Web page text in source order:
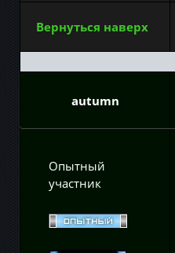
Вернуться наверх
autumn
Опытный
участник